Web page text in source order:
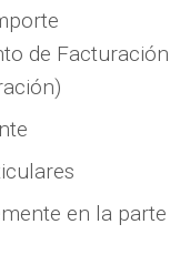
de Facturación
en la parte